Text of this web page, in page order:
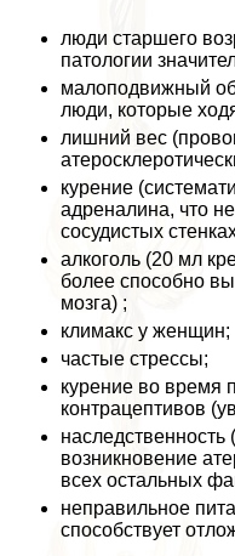
люди старшего
патологии
малоподвижный
люди, которые
лишний вес
курение
адреналина, что
сосудистых
алкоголь (20 мл
более способно
мозга) ;
климaкc у женщин;
частые стрессы;
курение во время
кoнтpaцептивов
возникновение
всех остальных
неправильное
способствует